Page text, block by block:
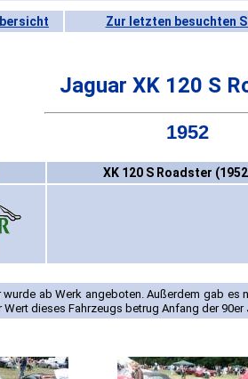
Zur letzten besuchten
Jaguar XK 120 S
1952
XK 120 S Roadster
wurde ab Werk angeboten. Außerdem gab es
Wert dieses Fahrzeugs betrug Anfang der 90er